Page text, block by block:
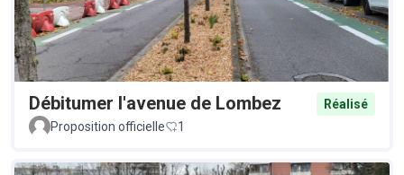
Débitumer l'avenue de Lombez
Réalisé
Proposition officielle
1